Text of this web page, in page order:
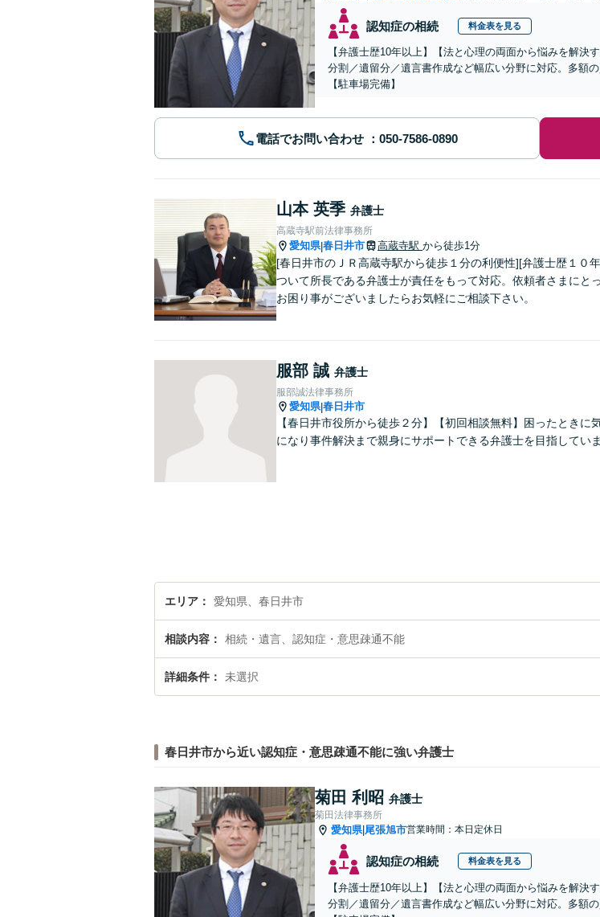
認知症の相続 料金表を見る
【弁護士歴10年以上】【法と心理の両面から悩みを解
分割／遺留分／遺言書作成など幅広い分野に対応。多額
【駐車場完備】
電話でお問い合わせ
山本 英季 弁護士
高蔵寺駅前法律事務所
愛知県|春日井市 高蔵寺駅 から徒歩1分
[春日井市のＪＲ高蔵寺駅から徒歩１分の利便性][弁護士歴１０
ついて所長である弁護士が責任をもって対応。依頼者さまにと
お困り事がございましたらお気軽にご相談下さい。
服部 誠 弁護士
服部誠法律事務所
愛知県|春日井市
【春日井市役所から徒歩２分】【初回相談無料】困ったとき
になり事件解決まで親身にサポートできる弁護士を目指していま
エリア 愛知県、春日井市
相談内容 相続・遺言、認知症・意思疎通不能
詳細条件 未選択
春日井市から近い認知症・意思疎通不能に強い弁護士
菊田 利昭 弁護士
菊田法律事務所
愛知県| 尾張旭市営業時間：本日定休日
認知症の相続 料金表を見る
【弁護士歴10年以上】【法と心理の両面から悩みを解
分割／遺留分／遺言書作成など幅広い分野に対応。多額